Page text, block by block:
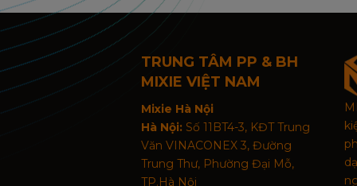
TRUNG TÂM PP & BH
MIXIE VIỆT NAM
Mixie Hà Nội
Hà Nội: Số 11BT4-3, KĐT Trung
Văn VINACONEX 3, Đường
Trung Thư, Phường Đại Mỗ,
TP.Hà Nội